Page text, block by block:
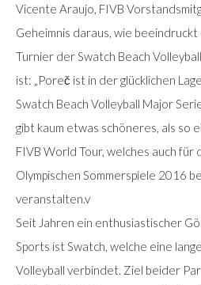
Vicente Araujo, FIVB
Geheimnis daraus, wie
Turnier der Swatch Beach
ist: „Poreč ist in der glücklichen
Swatch Beach Volleyball Major
gibt kaum etwas schöneres, als so
FIVB World Tour, welches auch für
Olympischen Sommerspiele 2016
veranstalten.v
Seit Jahren ein enthusiastischer
Sports ist Swatch, welche eine
Volleyball verbindet. Ziel beider